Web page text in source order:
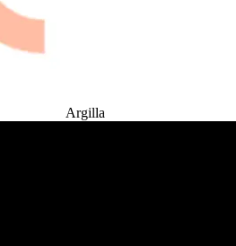
Argilla